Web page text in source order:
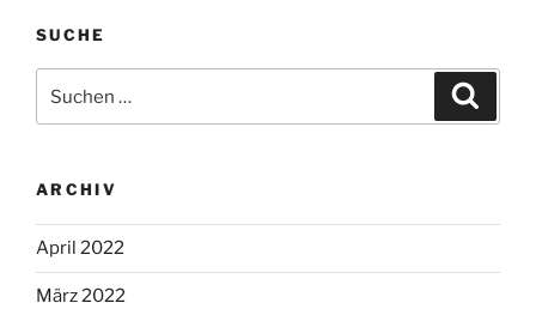
SUCHE
nach:
ARCHIV
April 2022
März 2022